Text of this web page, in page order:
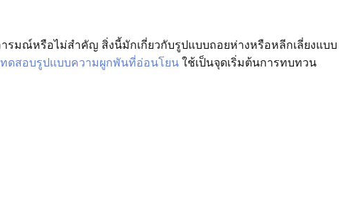
มณ์หรือไม่สำคัญ สิ่งนี้มักเกี่ยวกับรูปแบบถอยห่างหรือหลีกเลี่ยงแบบ
ดสอบรูปแบบความผูกพันที่อ่อนโยน ใช้เป็นจุดเริ่มต้นการทบทวน